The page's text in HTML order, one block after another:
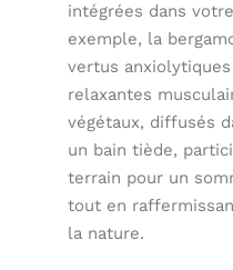
intégrées dans
exemple, la
vertus
relaxantes
végétaux, diffusés
un bain tiède,
terrain pour un
tout en
la nature.